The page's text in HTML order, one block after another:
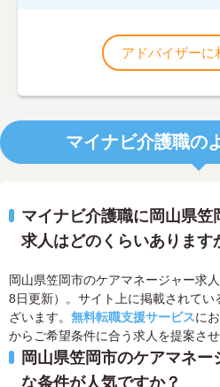
アドバイザーに
マイナビ介護職の
マイナビ介護職に岡山県
求人はどのくらいあります
岡山県笠岡市のケアマネージャー求
8日更新）。サイト上に掲載されて
ざいます。 無料転職支援サービスに
からご希望条件に合う求人を提案させ
岡山県笠岡市のケアマネー
な条件が人気ですか？